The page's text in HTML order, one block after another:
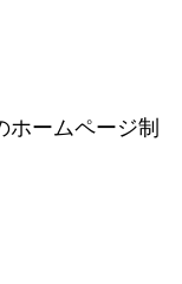
ームページ制